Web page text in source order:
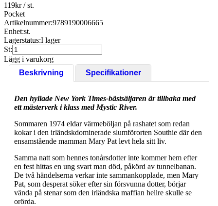
119kr/ st.
Pocket
Artikelnummer:9789190006665
Enhet:st.
Lagerstatus:I lager
St:
Lägg i varukorg
Beskrivning
Specifikationer
Den hyllade New York Times-bästsäljaren är tillbaka med
ett mästerverk i klass med Mystic River.
Sommaren 1974 eldar värmeböljan på rashatet som redan
kokar i den irländskdominerade slumförorten Southie där den
ensamstående mamman Mary Pat levt hela sitt liv.
Samma natt som hennes tonårsdotter inte kommer hem efter
en fest hittas en ung svart man död, påkörd av tunnelbanan.
De två händelserna verkar inte sammankopplade, men Mary
Pat, som desperat söker efter sin försvunna dotter, börjar
vända på stenar som den irländska maffian hellre skulle se
orörda.